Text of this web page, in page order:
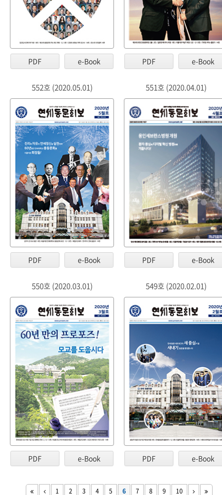
PDF e-Book PDF e-Book
552호 (2020.05.01)
PDF e-Book
551호 (2020.04.01)
PDF e-Book
550호 (2020.03.01)
PDF e-Book
549호 (2020.02.01)
PDF e-Book
1 2 3 4 5 6 7 8 9 10